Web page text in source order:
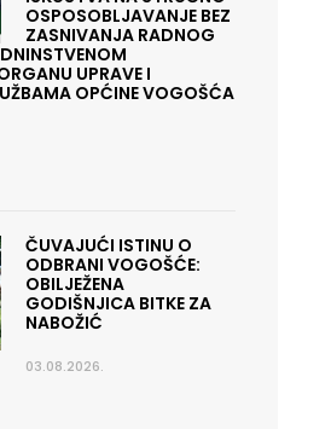
OSPOSOBLJAVANJE BEZ
ZASNIVANJA RADNOG
UPRAVE I
OPĆINE VOGOŠĆA
ČUVAJUĆI ISTINU O
ODBRANI VOGOŠĆE:
OBILJEŽENA
GODIŠNJICA BITKE ZA
NABOŽIĆ
03.08.2026.